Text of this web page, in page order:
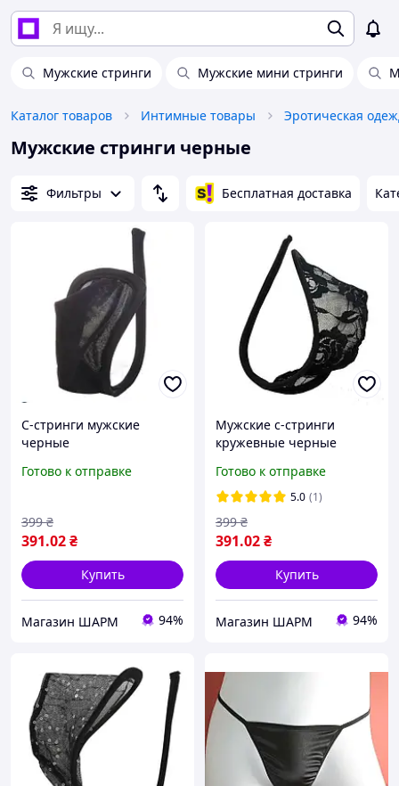
Мужские стринги Мужские мини стринги
Каталог товаров Интимные товары Эротическая
Мужские стринги черные
Фильтры Бесплатная доставка
С-стринги мужские
черные
Готово к отправке
391.02₴
399 ₴
Купить
Магазин ШАРМ 94%
Мужские с-стринги
кружевные черные
Готово к отправке
5.0 (1)
391.02₴
399 ₴
Купить
Магазин ШАРМ 94%